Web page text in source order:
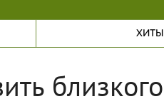
ХИТЫ
близкого